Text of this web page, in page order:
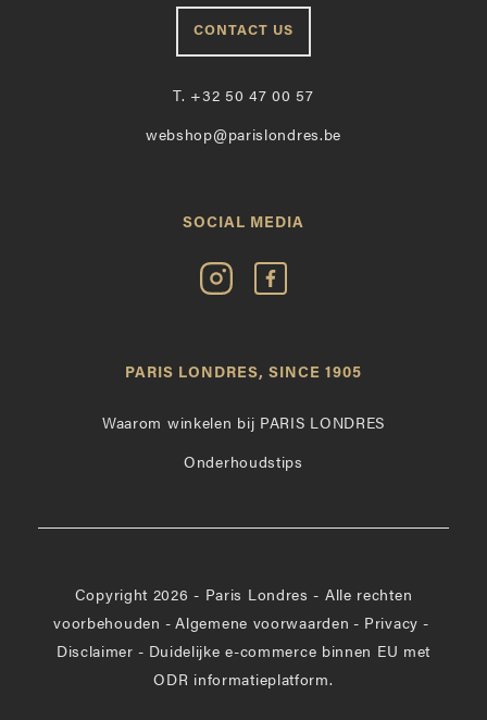
CONTACT US
T. +32 50 47 00 57
webshop@parislondres.be
SOCIAL MEDIA
Volg
Paris
Instagram
Vind
op
PARIS LONDRES, SINCE 1905
Waarom winkelen bij PARIS LONDRES
Onderhoudstips
Copyright 2026 - Paris Londres - Alle rechten
voorbehouden - Algemene voorwaarden - Privacy -
Disclaimer - Duidelijke e-commerce binnen EU met
ODR informatieplatform.